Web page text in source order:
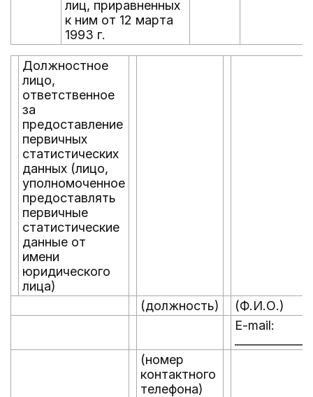
лиц, приравненных
к ним от 12 марта
1993 г.
Должностное
лицо,
ответственное
за
предоставление
первичных
статистических
данных (лицо,
уполномоченное
предоставлять
первичные
статистические
данные от
имени
юридического
лица)
(должность)
(Ф.И.О.)
E-mail:
(номер
контактного
телефона)